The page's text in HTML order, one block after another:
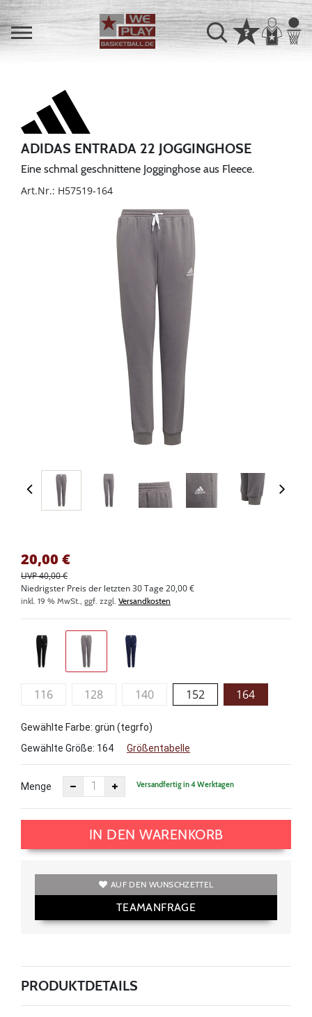
ADIDAS ENTRADA 22 JOGGINGHOSE
Eine schmal geschnittene Jogginghose aus Fleece.
Art.Nr.: H57519-164
20,00 €
UVP 40,00 €
Niedrigster Preis der letzten 30 Tage 20,00 €
inkl. 19 % MwSt., ggf. zzgl. Versandkosten
116 128 140 152 164
Gewählte Farbe: grün (tegrfo)
Gewählte Größe: 164 Größentabelle
Menge Versandfertig in 4 Werktagen
IN DEN WARENKORB
AUF DEN WUNSCHZETTEL
TEAMANFRAGE
PRODUKTDETAILS